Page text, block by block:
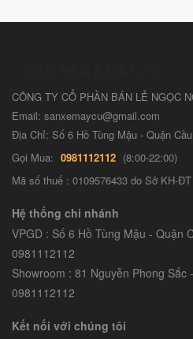
CÔNG TY CỔ PHẦN BÁN LẺ NGỌC
Email: sanxemaycu@gmail.com
Địa Chỉ: Số 6 Hồ Tùng Mậu - Quận
Gọi Mua: 0981112112 (8:00-22:00)
Mã số thuế : 0109576433 do Sở KH-
Hệ thống chi nhánh
VPGD : Số 6 Hồ Tùng Mậu - Quận
0981112112
Showroom : 81 Nguyễn Phong Sắc
0981112112
Kết nối với chúng tôi